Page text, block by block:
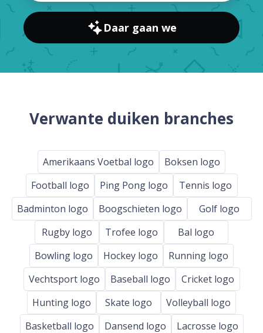
Daar gaan we
Verwante duiken branches
Amerikaans Voetbal logo
Boksen logo
Football logo
Ping Pong logo
Tennis logo
Badminton logo
Boogschieten logo
Golf logo
Rugby logo
Trofee logo
Bal logo
Bowling logo
Hockey logo
Running logo
Vechtsport logo
Baseball logo
Cricket logo
Hunting logo
Skate logo
Volleyball logo
Basketball logo
Dansend logo
Lacrosse logo